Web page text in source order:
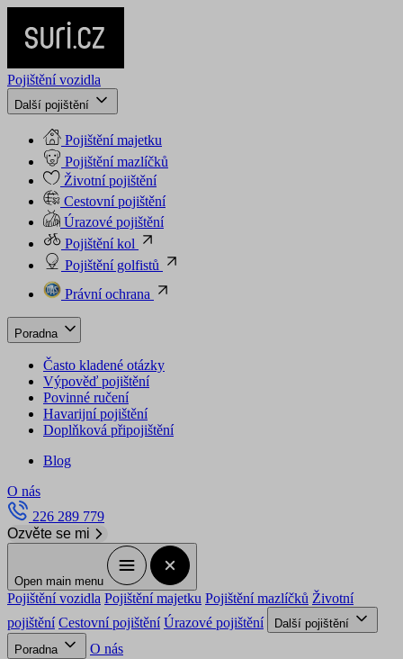
Pojištění vozidla
Další pojištění
Pojištění majetku
Pojištění mazlíčků
Životní pojištění
Cestovní pojištění
Úrazové pojištění
Pojištění kol
Pojištění golfistů
Právní ochrana
Poradna
Často kladené otázky
Výpověď pojištění
Povinné ručení
Havarijní pojištění
Doplňková připojištění
Blog
O nás
226 289 779
Ozvěte se mi
Open main menu
Pojištění vozidla Pojištění majetku Pojištění mazlíčků Životní
pojištění Cestovní pojištění Úrazové pojištění
Další pojištění
Poradna
O nás